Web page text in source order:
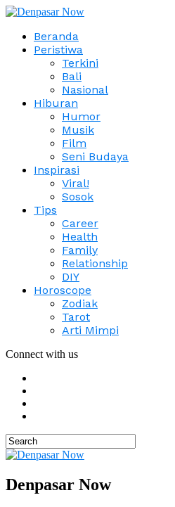
Beranda
Peristiwa
Terkini
Bali
Nasional
Hiburan
Humor
Musik
Film
Seni Budaya
Inspirasi
Viral!
Sosok
Tips
Career
Health
Family
Relationship
DIY
Horoscope
Zodiak
Tarot
Arti Mimpi
Connect with us
Denpasar Now